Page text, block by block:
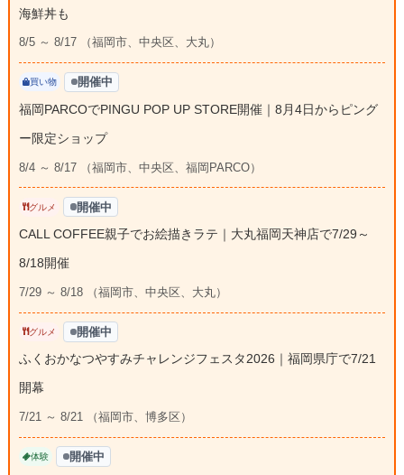
海鮮丼も
8/5 ～ 8/17 （福岡市、中央区、大丸）
買い物 開催中
福岡PARCOでPINGU POP UP STORE開催｜8月4日からピング
ー限定ショップ
8/4 ～ 8/17 （福岡市、中央区、福岡PARCO）
グルメ 開催中
CALL COFFEE親子でお絵描きラテ｜大丸福岡天神店で7/29～
8/18開催
7/29 ～ 8/18 （福岡市、中央区、大丸）
グルメ 開催中
ふくおかなつやすみチャレンジフェスタ2026｜福岡県庁で7/21
開幕
7/21 ～ 8/21 （福岡市、博多区）
体験 開催中